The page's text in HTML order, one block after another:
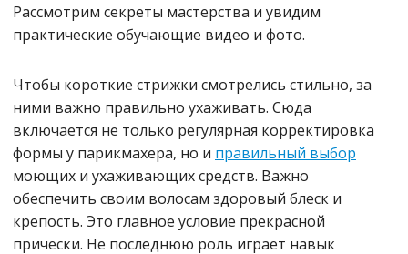
Рассмотрим секреты мастерства и увидим
практические обучающие видео и фото.
Чтобы короткие стрижки смотрелись стильно, за
ними важно правильно ухаживать. Сюда
включается не только регулярная корректировка
формы у парикмахера, но и правильный выбор
моющих и ухаживающих средств. Важно
обеспечить своим волосам здоровый блеск и
крепость. Это главное условие прекрасной
прически. Не последнюю роль играет навык